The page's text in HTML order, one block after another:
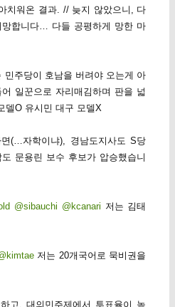
치워온 결과. // 늦지 않았으니, 다
합니다… 다들 공평하게 망한 마
민주당이 호남을 버려야 오는게 아
일꾼으로 자리매김하며 판을 넓
델O 유시민 대구 모델X
(…자학이냐), 경남도지사도 S당
문용린 보수 후보가 압승했습니
@sibauchi @kcanari 저는 김태
저는 20개국어로 묵비권을
고, 대의민주제에서 투표율이 높